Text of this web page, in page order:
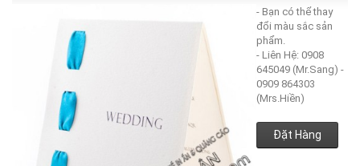
- Bạn có thể thay
đổi màu sắc sản
phẩm.
- Liên Hệ: 0908
645049 (Mr.Sang) -
0909 864303
(Mrs.Hiền)
Đặt Hàng